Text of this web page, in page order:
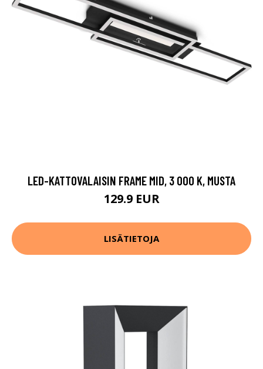
LED-KATTOVALAISIN FRAME MID, 3 000 K, MUSTA
129.9 EUR
LISÄTIETOJA